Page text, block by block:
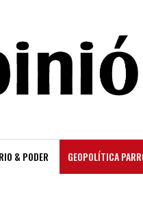
& PODER GEOPOLÍTICA